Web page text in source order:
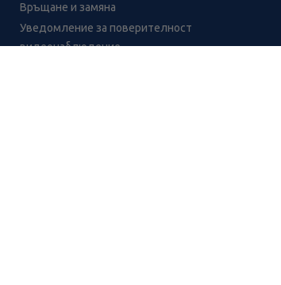
Връщане и замяна
Уведомление за поверителност
видеонаблюдение